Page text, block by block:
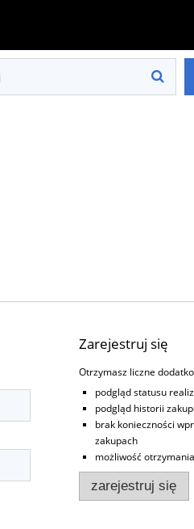
Zarejestruj się
Otrzymasz liczne
podgląd statusu
podgląd historii
brak konieczności
zakupach
możliwość
zarejestruj się